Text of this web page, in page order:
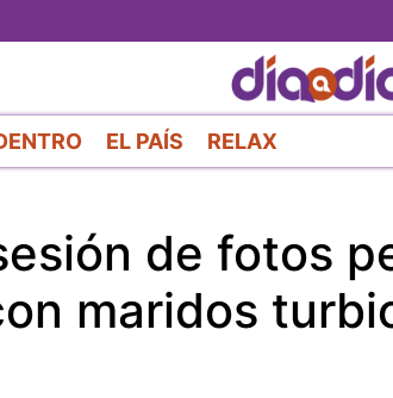
al
EL PAÍS RELAX
de fotos
maridos